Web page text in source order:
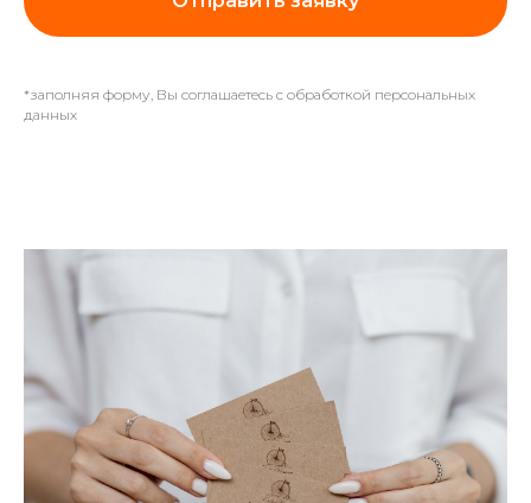
*заполняя форму, Вы соглашаетесь с обработкой персональных
данных